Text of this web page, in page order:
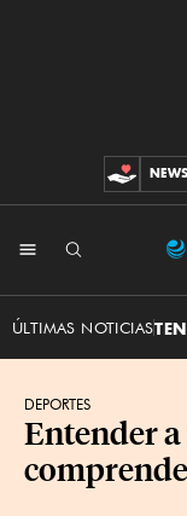
ÚLTIMAS NOTICIAS
DEPORTES
Entender